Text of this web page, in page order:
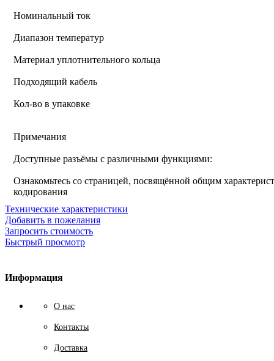
Номинальный ток
Диапазон температур
Материал уплотнительного кольца
Подходящий кабель
Кол-во в упаковке
Примечания
Доступные разъёмы с различными функциями:
Ознакомьтесь со страницей, посвящённой общим
кодирования
Технические характеристики
Добавить в пожелания
Запросить стоимость
Быстрый просмотр
Информация
О нас
Контакты
Доставка